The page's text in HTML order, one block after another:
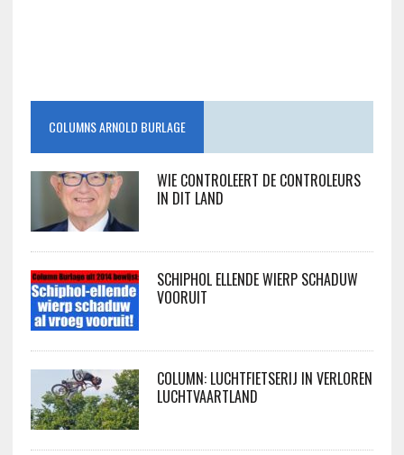
COLUMNS ARNOLD BURLAGE
WIE CONTROLEERT DE CONTROLEURS
IN DIT LAND
SCHIPHOL ELLENDE WIERP SCHADUW
VOORUIT
COLUMN: LUCHTFIETSERIJ IN VERLOREN
LUCHTVAARTLAND